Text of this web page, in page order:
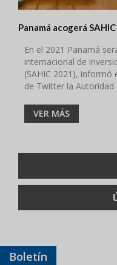
Panamá acogerá
En el 2021 Panamá
internacional de
(SAHIC 2021),
de Twitter la
VER MÁS
Boletín